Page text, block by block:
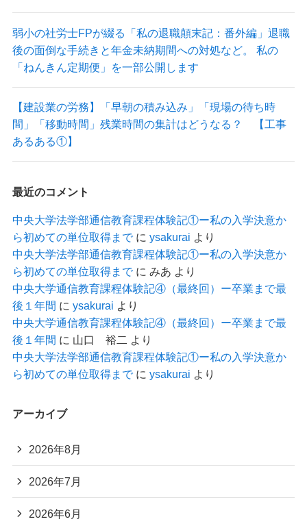
弱小の社労士FPが綴る「私の退職顛末記：番外編」退職
後の面倒な手続きと年金未納期間への対処など。 私の
「ねんきん定期便」を一部公開します
【建設業の労務】「早朝の積み込み」「現場の待ち時
間」「移動時間」残業時間の集計はどうなる？ 【工事
あるある①】
最近のコメント
中央大学法学部通信教育課程体験記①ー私の入学決意か
ら初めての単位取得までに ysakurai より
中央大学法学部通信教育課程体験記①ー私の入学決意か
ら初めての単位取得までに みあ より
中央大学通信教育課程体験記④（最終回）ー卒業まで最
後１年間 に ysakurai より
中央大学通信教育課程体験記④（最終回）ー卒業まで最
後１年間 に 山口 裕二 より
中央大学法学部通信教育課程体験記①ー私の入学決意か
ら初めての単位取得までに ysakurai より
アーカイブ
2026年8月
2026年7月
2026年6月